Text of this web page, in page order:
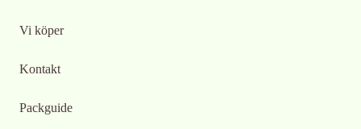
Vi köper
Kontakt
Packguide